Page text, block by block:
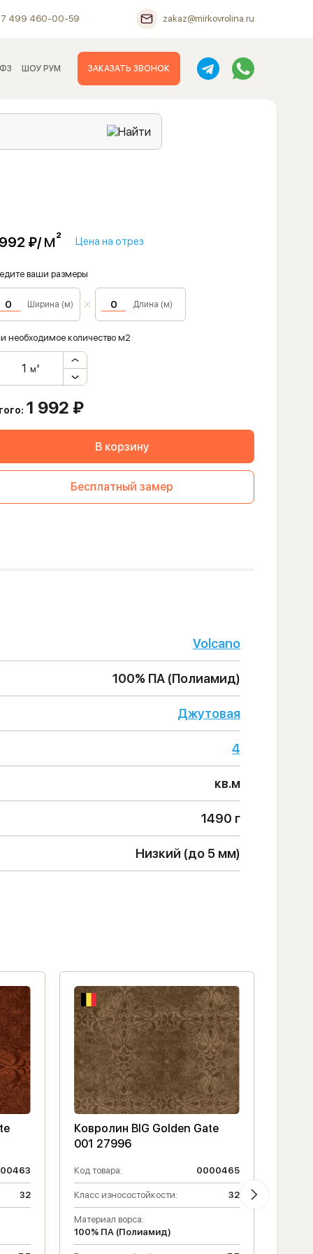
499 460-00-59 zakaz@mirkovrolina.ru
ШОУ РУМ ЗАКАЗАТЬ ЗВОНОК
₽/м² Цена на отрез
ваши размеры
Ширина (м) Длина (м)
необходимое количество м2
м²
1 992 ₽
В корзину
Бесплатный замер
Volcano
100% ПА (Полиамид)
Джутовая
4
кв.м
1490 г
Низкий (до 5 мм)
32
Ковролин BIG Golden Gate
001 27996
Код товара: 0000465
Класс износостойкости: 32
Материал ворса:
100% ПА (Полиамид)